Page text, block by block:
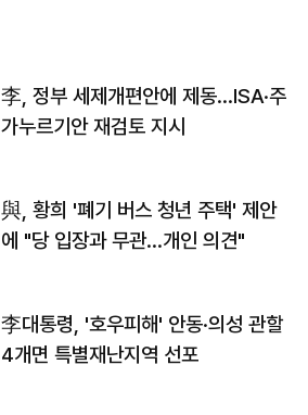
李, 정부 세제개편안에 제동…ISA·주
가누르기안 재검토 지시
與, 황희 '폐기 버스 청년 주택' 제안
에 "당 입장과 무관…개인 의견"
李대통령, '호우피해' 안동·의성 관할
4개면 특별재난지역 선포